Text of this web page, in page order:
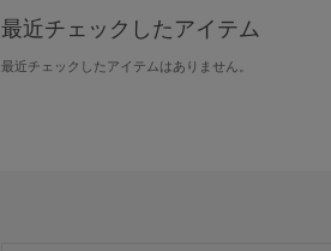
最近チェックしたアイテム
最近チェックしたアイテムはありません。